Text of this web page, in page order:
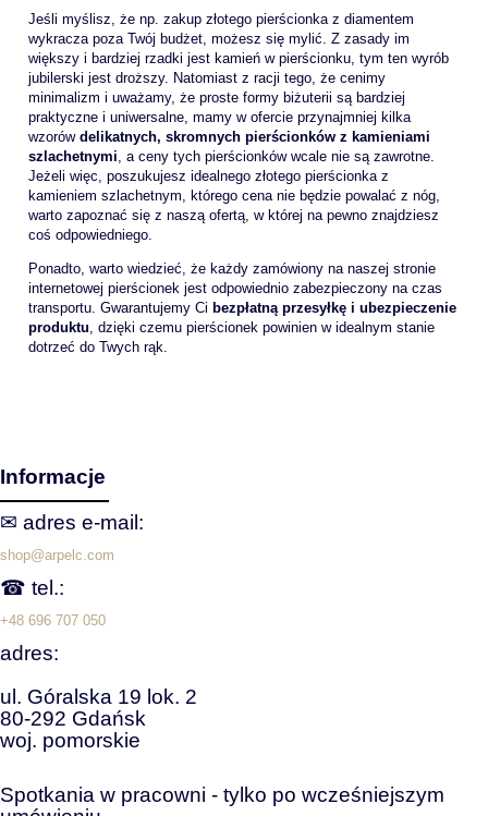
Jeśli myślisz, że np. zakup złotego pierścionka z diamentem
wykracza poza Twój budżet, możesz się mylić. Z zasady im
większy i bardziej rzadki jest kamień w pierścionku, tym ten wyrób
jubilerski jest droższy. Natomiast z racji tego, że cenimy
minimalizm i uważamy, że proste formy biżuterii są bardziej
praktyczne i uniwersalne, mamy w ofercie przynajmniej kilka
wzorów delikatnych, skromnych pierścionków z kamieniami
szlachetnymi, a ceny tych pierścionków wcale nie są zawrotne.
Jeżeli więc, poszukujesz idealnego złotego pierścionka z
kamieniem szlachetnym, którego cena nie będzie powalać z nóg,
warto zapoznać się z naszą ofertą, w której na pewno znajdziesz
coś odpowiedniego.
Ponadto, warto wiedzieć, że każdy zamówiony na naszej stronie
internetowej pierścionek jest odpowiednio zabezpieczony na czas
transportu. Gwarantujemy Ci bezpłatną przesyłkę i ubezpieczenie
produktu, dzięki czemu pierścionek powinien w idealnym stanie
dotrzeć do Twych rąk.
Informacje
✉ adres e‑mail:
shop@arpelc.com
☎ tel.:
+48 696 707 050
adres:
ul. Góralska 19 lok. 2
80-292 Gdańsk
woj. pomorskie
Spotkania w pracowni - tylko po wcześniejszym